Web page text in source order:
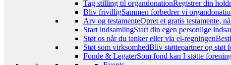
Tag stilling til organdonationRegistrer din
Bliv frivilligSammen forbedrer vi
Arv og testamenteOpret et gratis testamente,
Start indsamlingStart din egen personlige
Støt os når du tanker eller via el-regningen
Støt som virksomhedBliv støttepartner og støt
Fonde & LegaterSom fond kan I støtte